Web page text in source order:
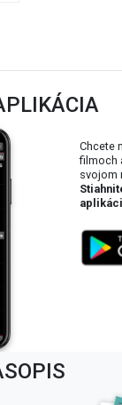
Chcete
filmoch
svojom